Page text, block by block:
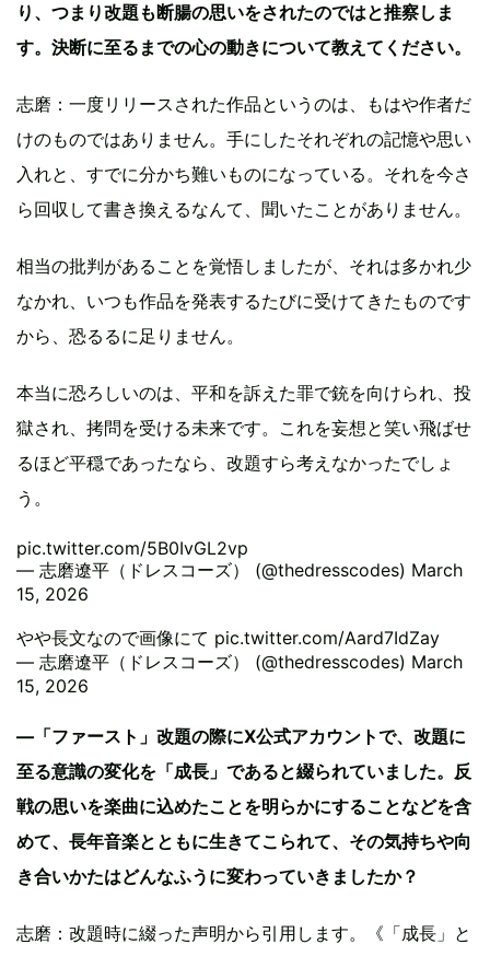
り、つまり改題も断腸の思いをされたのではと推察しま
す。決断に至るまでの心の動きについて教えてください。
志磨：一度リリースされた作品というのは、もはや作者だ
けのものではありません。手にしたそれぞれの記憶や思い
入れと、すでに分かち難いものになっている。それを今さ
ら回収して書き換えるなんて、聞いたことがありません。
相当の批判があることを覚悟しましたが、それは多かれ少
なかれ、いつも作品を発表するたびに受けてきたものです
から、恐るるに足りません。
本当に恐ろしいのは、平和を訴えた罪で銃を向けられ、投
獄され、拷問を受ける未来です。これを妄想と笑い飛ばせ
るほど平穏であったなら、改題すら考えなかったでしょ
う。
pic.twitter.com/5B0IvGL2vp
— 志磨遼平（ドレスコーズ） (@thedresscodes) March
15, 2026
やや長文なので画像にて pic.twitter.com/Aard7IdZay
— 志磨遼平（ドレスコーズ） (@thedresscodes) March
15, 2026
—「ファースト」改題の際にX公式アカウントで、改題に
至る意識の変化を「成長」であると綴られていました。反
戦の思いを楽曲に込めたことを明らかにすることなどを含
めて、長年音楽とともに生きてこられて、その気持ちや向
き合いかたはどんなふうに変わっていきましたか？
志磨：改題時に綴った声明から引用します。《「成長」と